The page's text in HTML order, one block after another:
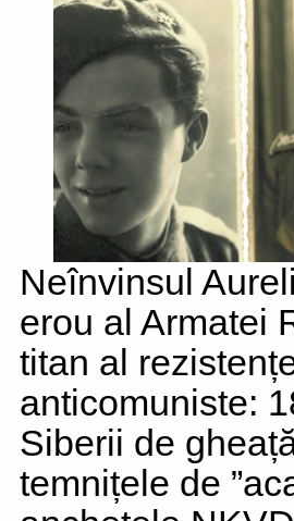
Neînvinsul
erou al Armatei
titan al
anticomuniste:
Siberii de
temnițele de